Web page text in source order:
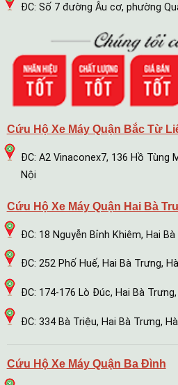
ĐC: Số 7 đường Âu cơ, phường
Cứu Hộ Xe Máy Quận Bắc Từ
ĐC: A2 Vinaconex7, 136 Hồ Tùng
Nội
Cứu Hộ Xe Máy Quận Hai Bà
ĐC: 18 Nguyễn Bỉnh Khiêm, Hai
ĐC: 252 Phố Huế, Hai Bà Trưng,
ĐC: 174-176 Lò Đúc, Hai Bà
ĐC: 334 Bà Triệu, Hai Bà Trưng,
Cứu Hộ Xe Máy Quận Ba Đình